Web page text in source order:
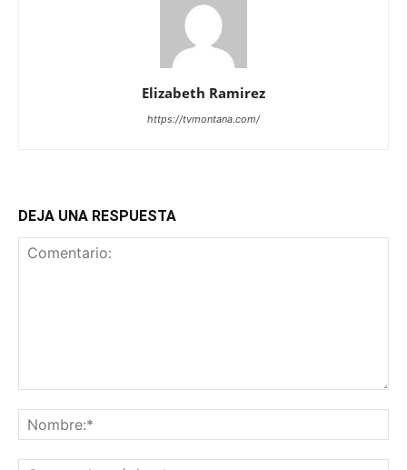
Elizabeth Ramirez
https://tvmontana.com/
DEJA UNA RESPUESTA